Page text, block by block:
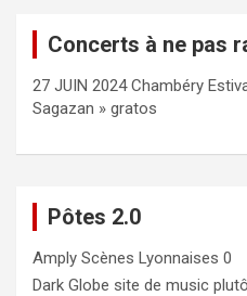
Concerts à ne pas
27 JUIN 2024 Chambéry
Sagazan » gratos
Pôtes 2.0
Amply Scènes Lyonnaises 0
Dark Globe site de music